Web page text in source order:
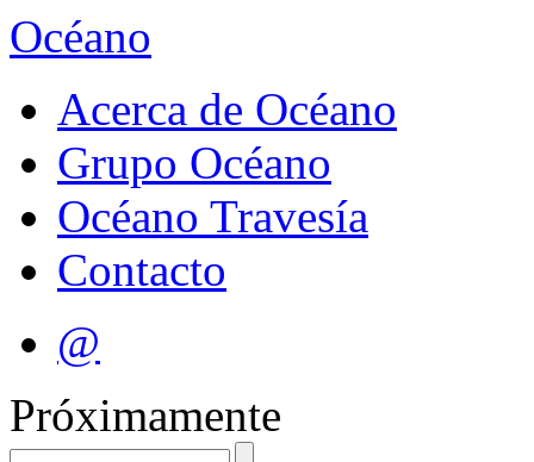
Océano
Acerca de Océano
Grupo Océano
Océano Travesía
Contacto
@
Próximamente